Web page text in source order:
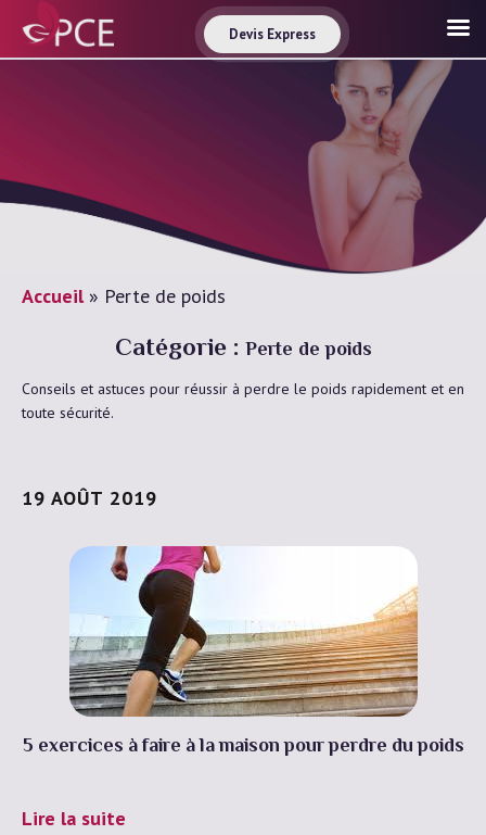
Vous avez droit à la chirurgie esthétique
Devis gratuit en 30 secondes !
Devis Gratuit
Accueil» Perte de poids
Catégorie : Perte de poids
Conseils et astuces pour réussir à perdre le poids rapidement et en
toute sécurité.
19 AOÛT 2019
5 exercices à faire à la maison pour perdre du poids
Lire la suite
Devis Express